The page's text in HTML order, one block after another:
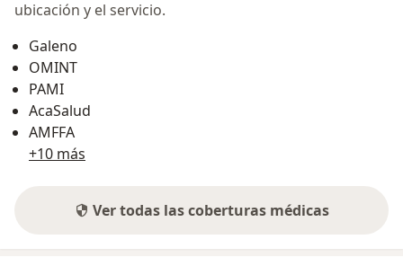
ubicación y el servicio.
Galeno
OMINT
PAMI
AcaSalud
AMFFA
+10 más
Ver todas las coberturas médicas